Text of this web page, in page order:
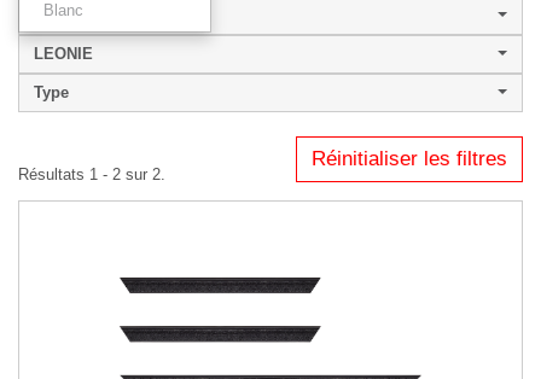
Blanc
Style
LEONIE
Type
Réinitialiser les filtres
Résultats 1 - 2 sur 2.